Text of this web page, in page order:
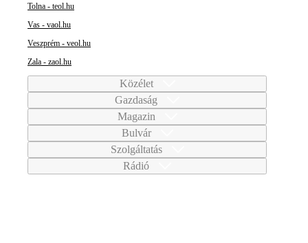
Tolna - teol.hu
Vas - vaol.hu
Veszprém - veol.hu
Zala - zaol.hu
Közélet
Gazdaság
Magazin
Bulvár
Szolgáltatás
Rádió